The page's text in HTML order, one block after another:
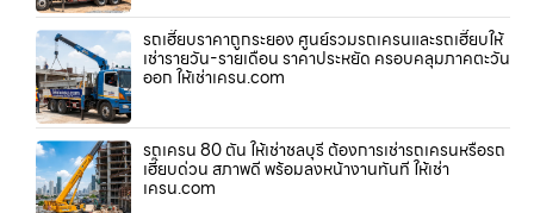
รถเฮี๊ยบราคาถูกระยอง ศูนย์รวมรถเครนและรถเฮี๊ยบให้
เช่ารายวัน-รายเดือน ราคาประหยัด ครอบคลุมภาคตะวัน
ออก ให้เช่าเครน.com
รถเครน 80 ตัน ให้เช่าชลบุรี ต้องการเช่ารถเครนหรือรถ
เฮี๊ยบด่วน สภาพดี พร้อมลงหน้างานทันที ให้เช่า
เครน.com